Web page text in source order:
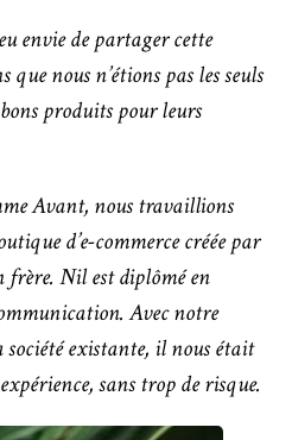
envie de partager cette
nous n’étions pas les seuls
produits pour leurs
Avant, nous travaillions
d’e-commerce créée par
Nil est diplômé en
Avec notre
société existante, il nous était
sans trop de risque.